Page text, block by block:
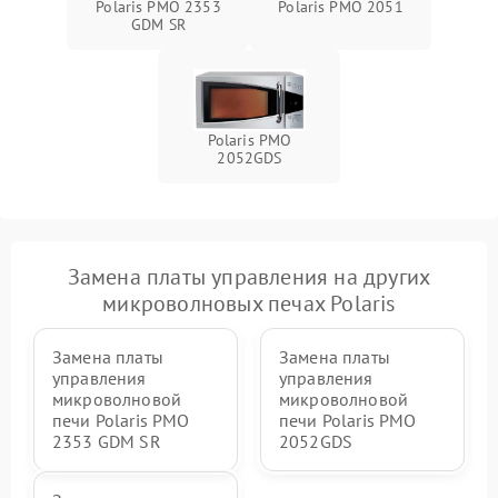
Polaris PMO 2353
GDM SR
Polaris PMO 2051
Polaris PMO
2052GDS
Замена платы управления на других
микроволновых печах Polaris
Замена платы
управления
микроволновой
печи Polaris PMO
2353 GDM SR
Замена платы
управления
микроволновой
печи Polaris PMO
2052GDS